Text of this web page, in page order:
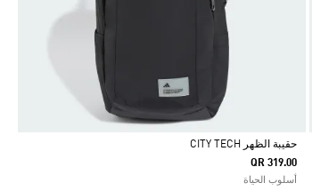
Selected
حقيبة الظهر CITY TECH
QR 319.00
أسلوب الحياة